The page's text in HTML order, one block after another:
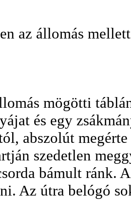
az állomás
mögötti
és egy
abszolút
szedetlen
bámult ránk.
Az útra belógó